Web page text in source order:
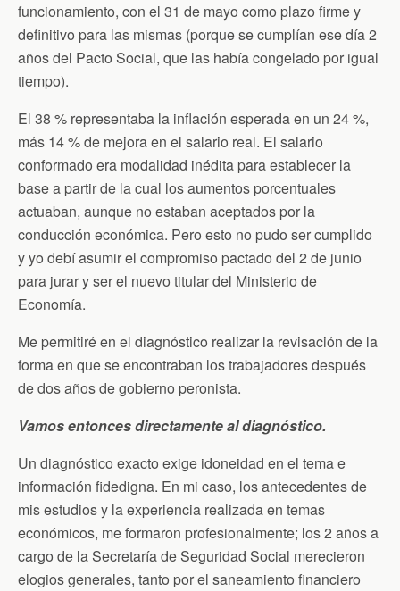
funcionamiento, con el 31 de mayo como plazo firme y
definitivo para las mismas (porque se cumplían ese día 2
años del Pacto Social, que las había congelado por igual
tiempo).
El 38 % representaba la inflación esperada en un 24 %,
más 14 % de mejora en el salario real. El salario
conformado era modalidad inédita para establecer la
base a partir de la cual los aumentos porcentuales
actuaban, aunque no estaban aceptados por la
conducción económica. Pero esto no pudo ser cumplido
y yo debí asumir el compromiso pactado del 2 de junio
para jurar y ser el nuevo titular del Ministerio de
Economía.
Me permitiré en el diagnóstico realizar la revisación de la
forma en que se encontraban los trabajadores después
de dos años de gobierno peronista.
Vamos entonces directamente al diagnóstico.
Un diagnóstico exacto exige idoneidad en el tema e
información fidedigna. En mi caso, los antecedentes de
mis estudios y la experiencia realizada en temas
económicos, me formaron profesionalmente; los 2 años a
cargo de la Secretaría de Seguridad Social merecieron
elogios generales, tanto por el saneamiento financiero